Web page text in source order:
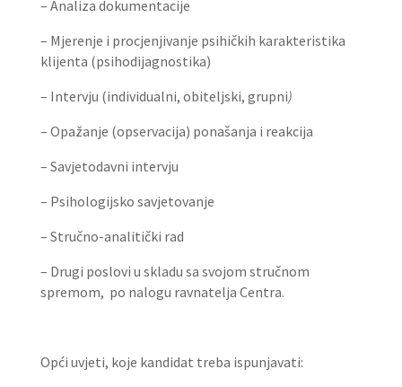
– Analiza dokumentacije
– Mjerenje i procjenjivanje psihičkih karakteristika
klijenta (psihodijagnostika)
– Intervju (individualni, obiteljski, grupni)
– Opažanje (opservacija) ponašanja i reakcija
– Savjetodavni intervju
– Psihologijsko savjetovanje
– Stručno-analitički rad
– Drugi poslovi u skladu sa svojom stručnom
spremom, po nalogu ravnatelja Centra.
Opći uvjeti, koje kandidat treba ispunjavati: